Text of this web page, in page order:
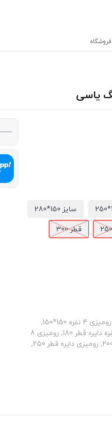
فروشگاه
سایز 150*280
قطر 300
سایز رومیزی: رومیزی 10 نفره 150*280, رومیزی 12 نفره 150*320, رومیزی 4 نفره 150*150,
رومیزی 4 نفره دایره قطر 150, رومیزی 6 نفره 150*180, رومیزی 6 نفره دایره قطر 180, رومیزی 8
نفره 150*220, رومیزی 8 نفره 150*250, رومیزی 8 نفره دایره قطر 200, رومیزی دایره قطر 250,